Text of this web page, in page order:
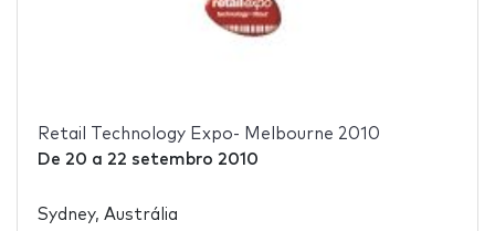
Retail Technology Expo- Melbourne 2010
De 20 a 22 setembro 2010
Sydney, Austrália